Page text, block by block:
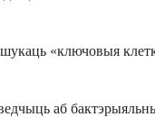
«ключовыя
аб